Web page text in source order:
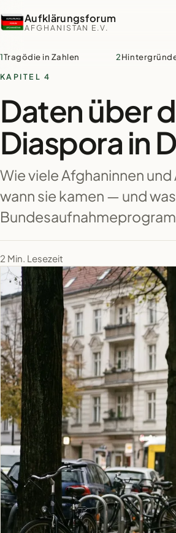
Aufklärungsforum
AFGHANISTAN E.V.
1Tragödie in Zahlen 2
KAPITEL 4
Daten über
Diaspora in
Wie viele Afghaninnen
wann sie kamen — und
2 Min. Lesezeit